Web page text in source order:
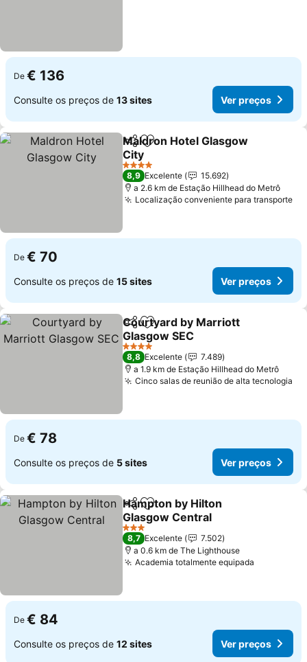
De € 136
Consulte os preços de 13 sites Ver preços
PartilharAdicionar aos favoritos
Maldron Hotel Glasgow
City
Ver preços
4 Estrelas
8,9 Excelente
15.692
a 2.6 km de Estação Hillhead do Metrô
Localização conveniente para transporte
De € 70
Consulte os preços de 15 sites Ver preços
PartilharAdicionar aos favoritos
Courtyard by Marriott
Glasgow SEC
Ver preços
4 Estrelas
8,8 Excelente
7.489
a 1.9 km de Estação Hillhead do Metrô
Cinco salas de reunião de alta tecnologia
De € 78
Consulte os preços de 5 sites Ver preços
PartilharAdicionar aos favoritos
Hampton by Hilton
Glasgow Central
Ver preços
3 Estrelas
8,7 Excelente
7.502
a 0.6 km de The Lighthouse
Academia totalmente equipada
De € 84
Consulte os preços de 12 sites Ver preços